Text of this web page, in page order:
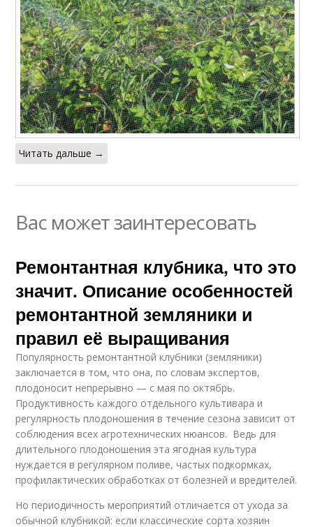
Читать дальше →
Вас может заинтересовать
Ремонтантная клубника, что это
значит. Описание особенностей
ремонтантной земляники и
правил её выращивания
Популярность ремонтантной клубники (земляники)
заключается в том, что она, по словам экспертов,
плодоносит непрерывно — с мая по октябрь.
Продуктивность каждого отдельного культивара и
регулярность плодоношения в течение сезона зависит от
соблюдения всех агротехнических нюансов. Ведь для
длительного плодоношения эта ягодная культура
нуждается в регулярном поливе, частых подкормках,
профилактических обработках от болезней и вредителей.
Но периодичность мероприятий отличается от ухода за
обычной клубникой: если классические сорта хозяин